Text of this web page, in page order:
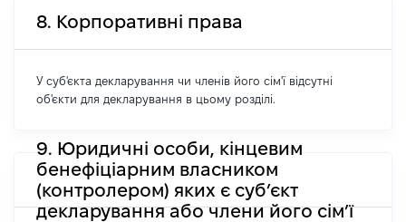
8. Корпоративні права
У суб'єкта декларування чи членів його сім'ї відсутні
об'єкти для декларування в цьому розділі.
9. Юридичні особи, кінцевим
бенефіціарним власником
(контролером) яких є суб’єкт
декларування або члени його сім’ї